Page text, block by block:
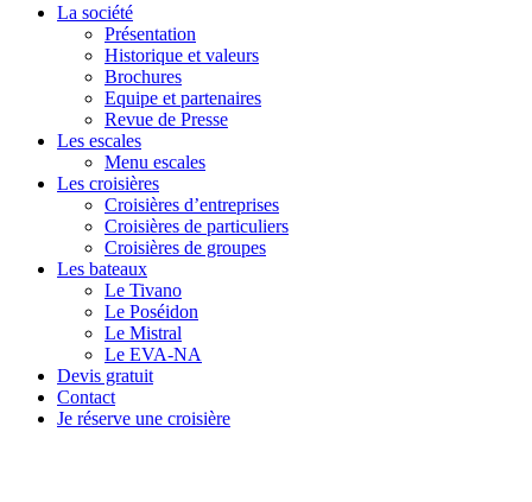
La société
Présentation
Historique et valeurs
Brochures
Equipe et partenaires
Revue de Presse
Les escales
Menu escales
Les croisières
Croisières d’entreprises
Croisières de particuliers
Croisières de groupes
Les bateaux
Le Tivano
Le Poséidon
Le Mistral
Le EVA-NA
Devis gratuit
Contact
Je réserve une croisière